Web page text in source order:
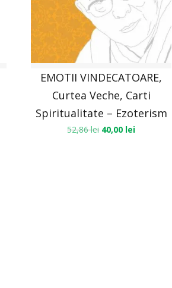
EMOTII VINDECATOARE,
Curtea Veche, Carti
Spiritualitate – Ezoterism
52,86lei 40,00 lei